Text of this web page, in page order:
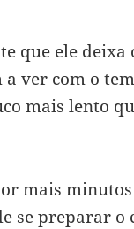
que ele deixa
ver com o
mais lento
mais
se preparar o